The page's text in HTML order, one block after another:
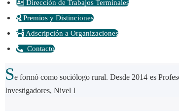
Dirección de Trabajos Terminales
Premios y Distinciones
Adscripción a Organizaciones
Contacto
Se formó como sociólogo rural. Desde 2014 es
Investigadores, Nivel I